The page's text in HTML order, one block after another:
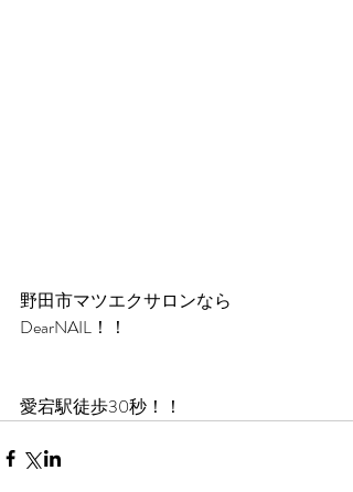
野田市マツエクサロンなら
DearNAIL！！
愛宕駅徒歩30秒！！